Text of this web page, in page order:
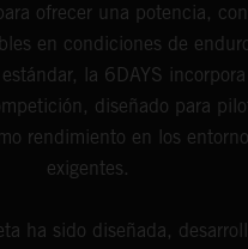
ofrecer una potencia,
en condiciones de
la 6DAYS
diseñado para
rendimiento en los
exigentes.
ha sido diseñada,